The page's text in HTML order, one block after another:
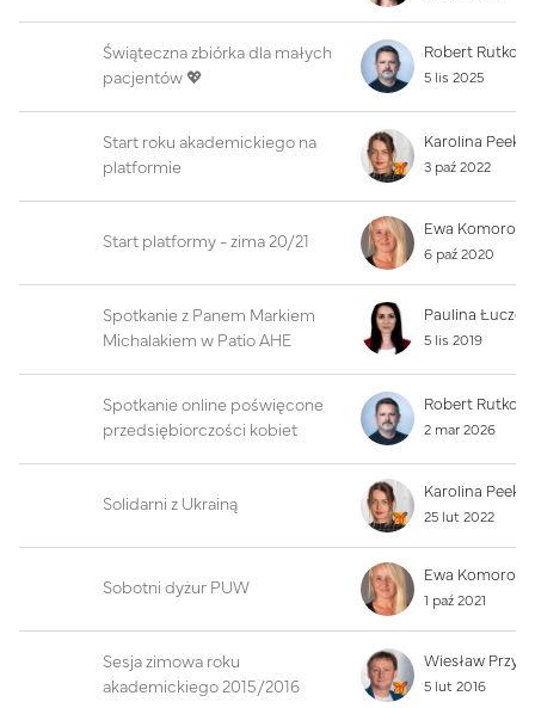
Świąteczna zbiórka dla małych
pacjentów 💖
5 lis 2025
Start roku akademickiego na
platformie
Karolina Peek
3 paź 2022
Start platformy - zima 20/21
6 paź 2020
Spotkanie z Panem Markiem
Michalakiem w Patio AHE
5 lis 2019
Spotkanie online poświęcone
przedsiębiorczości kobiet
2 mar 2026
Solidarni z Ukrainą
Karolina Peek
25 lut 2022
Sobotni dyżur PUW
1 paź 2021
Sesja zimowa roku
akademickiego 2015/2016
Wiesław
5 lut 2016